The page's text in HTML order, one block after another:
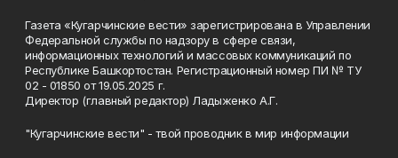
Газета «Кугарчинские вести» зарегистрирована в Управлении
Федеральной службы по надзору в сфере связи,
информационных технологий и массовых коммуникаций по
Республике Башкортостан. Регистрационный номер ПИ № ТУ
02 - 01850 от 19.05.2025 г.
Директор (главный редактор) Ладыженко А.Г.
"Кугарчинские вести" - твой проводник в мир информации